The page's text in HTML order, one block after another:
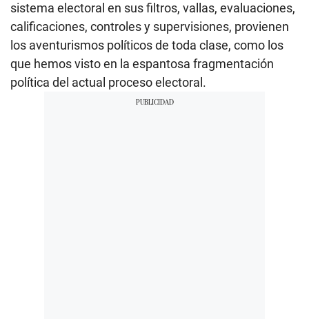
sistema electoral en sus filtros, vallas, evaluaciones,
calificaciones, controles y supervisiones, provienen
los aventurismos políticos de toda clase, como los
que hemos visto en la espantosa fragmentación
política del actual proceso electoral.